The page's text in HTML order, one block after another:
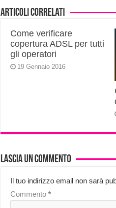
Articoli correlati
Come verificare
copertura ADSL per tutti
gli operatori
19 Gennaio 2016
Lascia un commento
Il tuo indirizzo email non sarà
Commento *